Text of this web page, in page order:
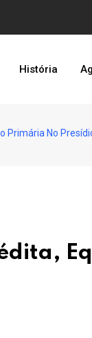
História
Primária No